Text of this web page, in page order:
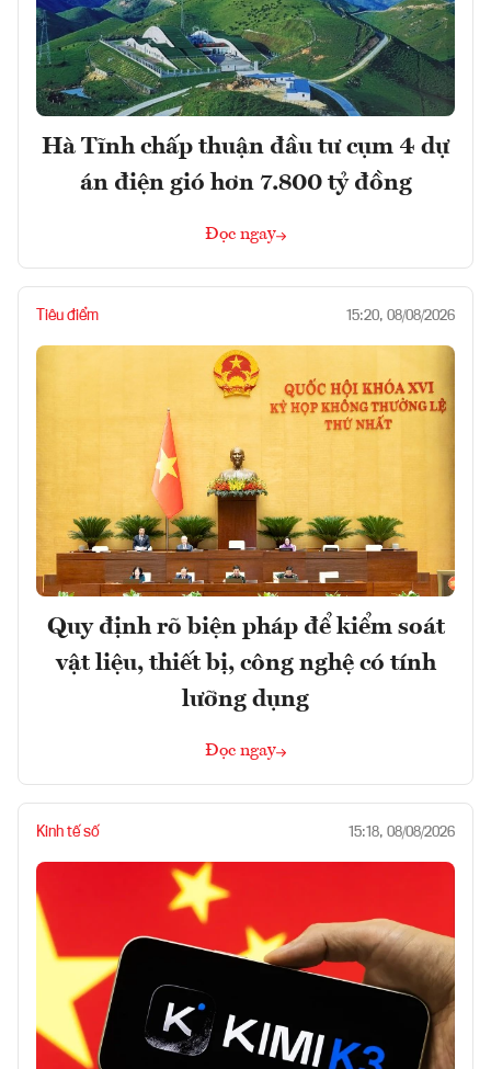
Hà Tĩnh chấp thuận đầu tư cụm 4 dự
án điện gió hơn 7.800 tỷ đồng
Đọc ngay
Tiêu điểm 15:20, 08/08/2026
Quy định rõ biện pháp để kiểm soát
vật liệu, thiết bị, công nghệ có tính
lưỡng dụng
Đọc ngay
Kinh tế số 15:18, 08/08/2026